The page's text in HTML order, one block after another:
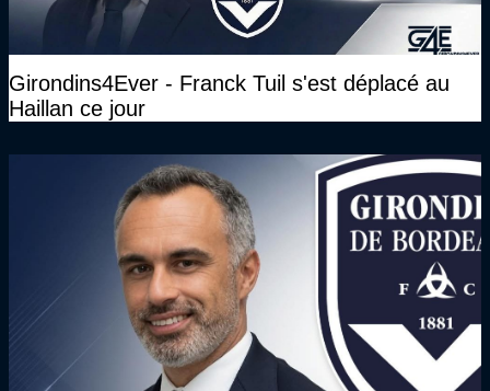
Girondins4Ever - Franck Tuil s'est déplacé au
Haillan ce jour